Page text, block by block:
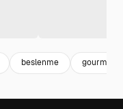
beslenme gourmet